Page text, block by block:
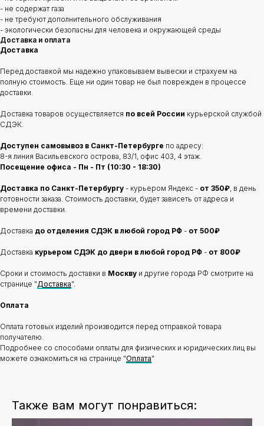
- не содержат газа
- не требуют дополнительного обслуживания
- экологически безопасны для человека и окружающей среды
Доставка и оплата
Доставка
Перед доставкой мы надежно упаковываем вывески и страхуем на
полную стоимость. Еще ни один товар не был поврежден в процессе
доставки.
Доставка товаров осуществляется по всей России курьерской службой
СДЭК.
Доступен самовывоз в Санкт-Петербурге по адресу:
8-я линия Васильевского острова, 83/1, офис 403, 4 этаж.
Посещение офиса - Пн - Пт (10:30 - 18:30)
Доставка по Санкт-Петербургу - курьером Яндекс - от 350₽, в день
готовности заказа. Стоимость доставки, будет зависеть от адреса и
времени доставки.
Доставка до отделения СДЭК в любой город РФ - от 500₽
Доставка курьером СДЭК до двери в любой город РФ - от 800₽
Сроки и стоимость доставки в Москву и другие города РФ смотрите на
странице "Доставка".
Оплата
Оплата готовых изделий производится перед отправкой товара
получателю.
Подробнее со способами оплаты для физических и юридических лиц вы
можете ознакомиться на странице "Оплата"
Также вам могут понравиться: